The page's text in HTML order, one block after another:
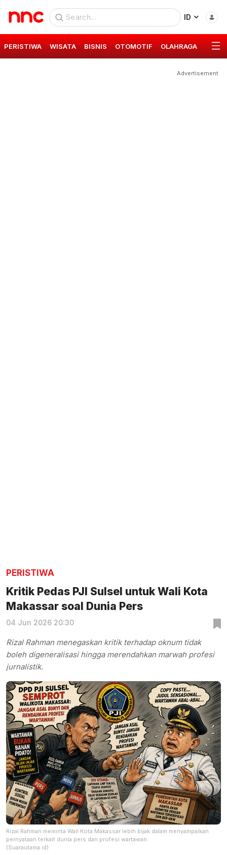
ID
PERISTIWA WISATA BISNIS OTOMOTIF OLAHRAGA GAYA
Advertisement
PERISTIWA
Kritik Pedas PJI Sulsel untuk Wali Kota
Makassar soal Dunia Pers
04 Jun 2026 20:30
Rizal Rahman menegaskan kritik terhadap oknum tidak
boleh digeneralisasi hingga merendahkan marwah profesi
jurnalistik.
Rizal Rahman meminta Wali Kota Makassar lebih bijak dalam menyampaikan
pernyataan terkait dunia pers dan profesi wartawan.
(Suarautama.id)